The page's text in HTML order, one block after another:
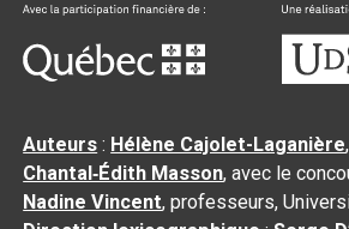
Auteurs : Hélène Cajolet-Laganière,
Chantal‑Édith Masson, avec le
Nadine Vincent, professeurs,